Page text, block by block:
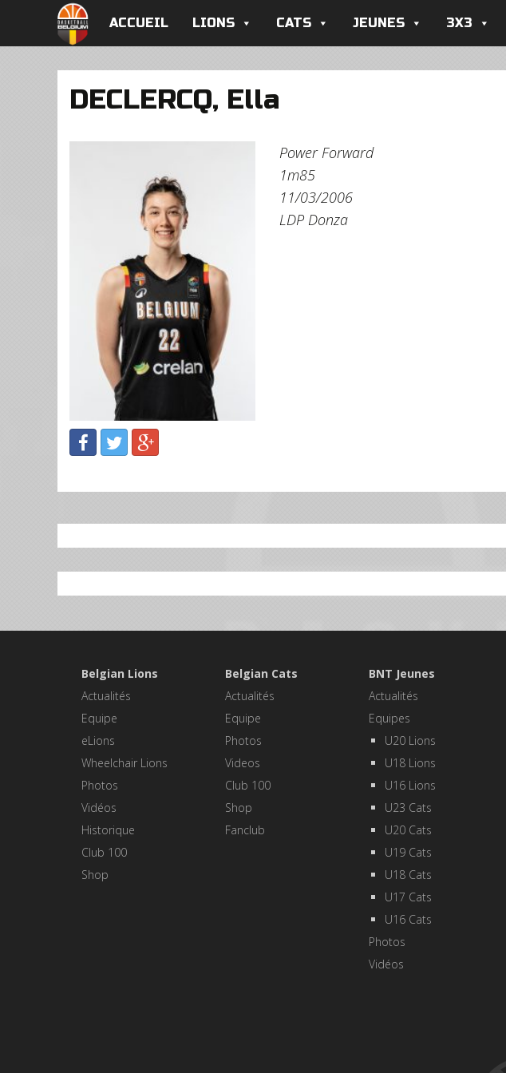
ACCUEIL LIONS CATS JEUNES 3X3
DECLERCQ, Ella
Power Forward
1m85
11/03/2006
LDP Donza
Belgian Lions
Actualités
Equipe
eLions
Wheelchair Lions
Photos
Vidéos
Historique
Club 100
Shop
Belgian Cats
Actualités
Equipe
Photos
Videos
Club 100
Shop
Fanclub
BNT Jeunes
Actualités
Equipes
U20 Lions
U18 Lions
U16 Lions
U23 Cats
U20 Cats
U19 Cats
U18 Cats
U17 Cats
U16 Cats
Photos
Vidéos